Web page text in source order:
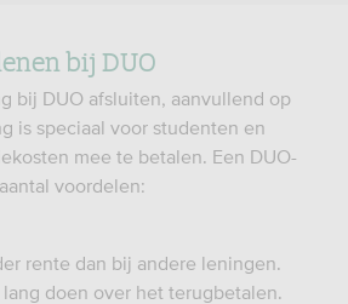
bij DUO
bij DUO afsluiten, aanvullend op
is speciaal voor studenten en
mee te betalen. Een DUO-
voordelen:
rente dan bij andere leningen.
doen over het terugbetalen.